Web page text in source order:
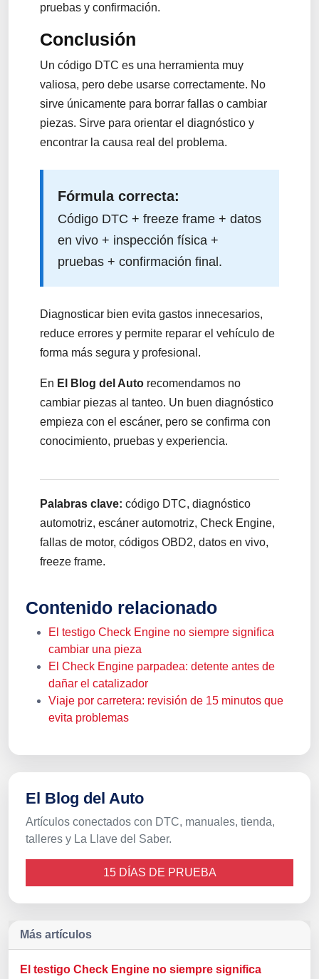
pruebas y confirmación.
Conclusión
Un código DTC es una herramienta muy
valiosa, pero debe usarse correctamente. No
sirve únicamente para borrar fallas o cambiar
piezas. Sirve para orientar el diagnóstico y
encontrar la causa real del problema.
Fórmula correcta:
Código DTC + freeze frame + datos
en vivo + inspección física +
pruebas + confirmación final.
Diagnosticar bien evita gastos innecesarios,
reduce errores y permite reparar el vehículo de
forma más segura y profesional.
En El Blog del Auto recomendamos no
cambiar piezas al tanteo. Un buen diagnóstico
empieza con el escáner, pero se confirma con
conocimiento, pruebas y experiencia.
Palabras clave: código DTC, diagnóstico
automotriz, escáner automotriz, Check Engine,
fallas de motor, códigos OBD2, datos en vivo,
freeze frame.
Contenido relacionado
El testigo Check Engine no siempre significa
cambiar una pieza
El Check Engine parpadea: detente antes de
dañar el catalizador
Viaje por carretera: revisión de 15 minutos que
evita problemas
El Blog del Auto
Artículos conectados con DTC, manuales, tienda,
talleres y La Llave del Saber.
15 DÍAS DE PRUEBA
Más artículos
El testigo Check Engine no siempre significa